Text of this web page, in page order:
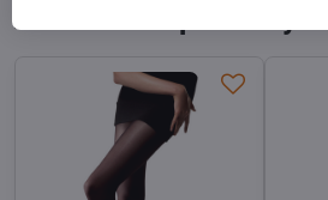
Alternativní produkty